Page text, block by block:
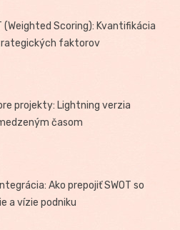
(Weighted Scoring): Kvantifikácia
faktorov
projekty: Lightning verzia
časom
Ako prepojiť SWOT so
a vízie podniku